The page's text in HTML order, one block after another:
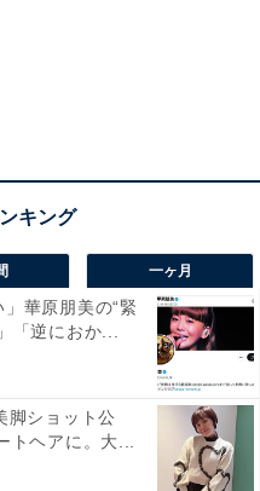
一ヶ月
」華原朋美の“緊
「逆におか...
脚ショット公
トヘアに。大...